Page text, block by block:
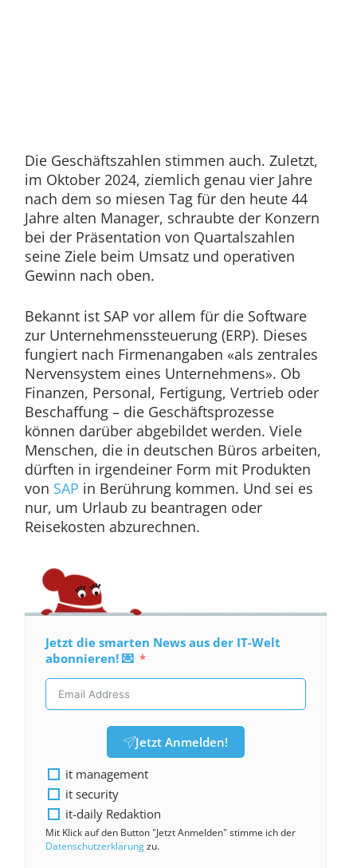
Die Geschäftszahlen stimmen auch. Zuletzt,
im Oktober 2024, ziemlich genau vier Jahre
nach dem so miesen Tag für den heute 44
Jahre alten Manager, schraubte der Konzern
bei der Präsentation von Quartalszahlen
seine Ziele beim Umsatz und operativen
Gewinn nach oben.
Bekannt ist SAP vor allem für die Software
zur Unternehmenssteuerung (ERP). Dieses
fungiert nach Firmenangaben «als zentrales
Nervensystem eines Unternehmens». Ob
Finanzen, Personal, Fertigung, Vertrieb oder
Beschaffung – die Geschäftsprozesse
können darüber abgebildet werden. Viele
Menschen, die in deutschen Büros arbeiten,
dürften in irgendeiner Form mit Produkten
von SAP in Berührung kommen. Und sei es
nur, um Urlaub zu beantragen oder
Reisekosten abzurechnen.
Jetzt die smarten News aus der IT-Welt
abonnieren! 💌
Jetzt Anmelden!
it management
it security
it-daily Redaktion
Mit Klick auf den Button "Jetzt Anmelden" stimme ich der
Datenschutzerklärungzu.